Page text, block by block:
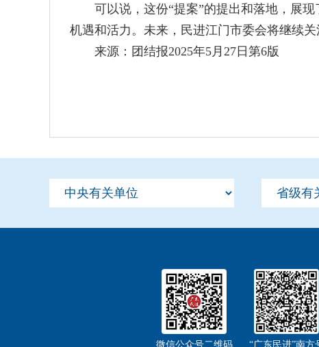
可以说，这份“提案”的提出和落地，展现
机遇和活力。未来，民进江门市委会将继续
来源：团结报2025年5月27日第6版
“广东民进”南方
微信公众号二维码